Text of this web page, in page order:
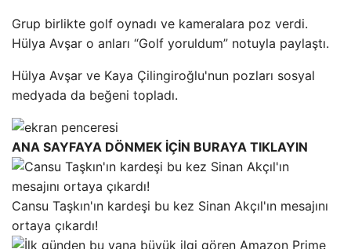
Grup birlikte golf oynadı ve kameralara poz verdi.
Hülya Avşar o anları “Golf yoruldum” notuyla paylaştı.
Hülya Avşar ve Kaya Çilingiroğlu'nun pozları sosyal
medyada da beğeni topladı.
ANA SAYFAYA DÖNMEK İÇİN BURAYA TIKLAYIN
Cansu Taşkın'ın kardeşi bu kez Sinan Akçıl'ın mesajını
ortaya çıkardı!